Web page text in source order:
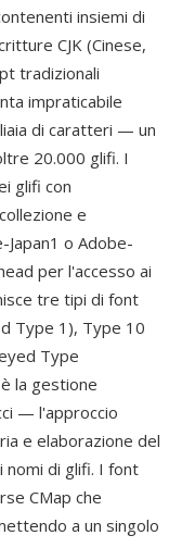
insiemi di
CJK (Cinese,
tradizionali
impraticabile
di caratteri — un
20.000 glifi. I
glifi con
e
o Adobe-
per l'accesso ai
tre tipi di font
Type 1), Type 10
Type
la gestione
— l'approccio
e elaborazione del
nomi di glifi. I font
CMap che
a un singolo